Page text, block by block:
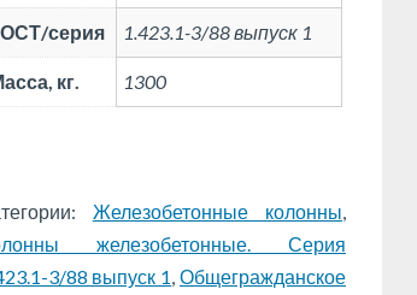
серия 1.423.1-3/88 выпуск 1
кг. 1300
Железобетонные колонны,
железобетонные. Серия
3/88 выпуск 1,Общегражданское